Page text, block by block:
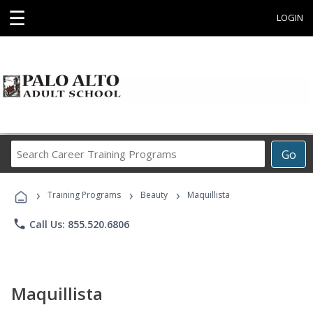
☰ LOGIN
Go
Career
Programs
› Training Programs › Beauty › Maquillista
phone Call Us: 855.520.6806
Maquillista